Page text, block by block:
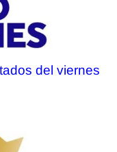
del viernes